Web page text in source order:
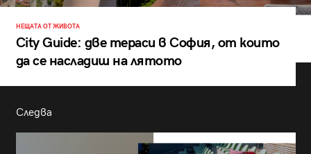
НЕЩАТА ОТ ЖИВОТА
City Guide: две тераси в София, от които
да се насладиш на лятото
Следва